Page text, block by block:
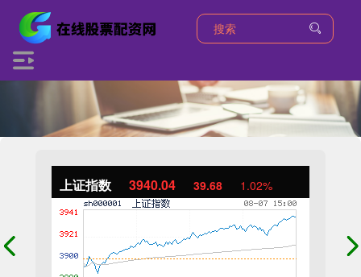
上证指数 3940.04 39.68 1.02%